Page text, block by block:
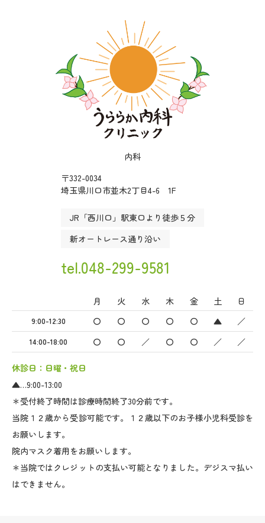
内科
〒332-0034
埼玉県川口市並木2丁目4-6 1F
JR「西川口」駅東口より徒歩５分
新オートレース通り沿い
tel.048-299-9581
月 火 水 木 金 土 日
9:00-12:30 〇 〇 〇 〇 〇 ▲ ／
14:00-18:00 〇 〇 ／ 〇 〇 ／ ／
休診日：日曜・祝日
▲…9:00-13:00
＊受付終了時間は診療時間終了30分前です。
当院１２歳から受診可能です。１２歳以下のお子様小児科受診を
お願いします。
院内マスク着用をお願いします。
＊当院ではクレジットの支払い可能となりました。デジスマ払い
はできません。